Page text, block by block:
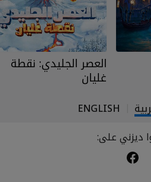
العصر الجليدي: نقطة
غليان
ENGLISH
ديزني على: